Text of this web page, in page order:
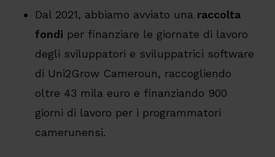
Dal 2021, abbiamo avviato una raccolta
fondi per finanziare le giornate di lavoro
degli sviluppatori e sviluppatrici software
di Uni2Grow Cameroun, raccogliendo
oltre 43 mila euro e finanziando 900
giorni di lavoro per i programmatori
camerunensi.